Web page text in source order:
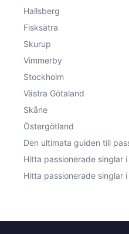
Hallsberg
Fisksätra
Skurup
Vimmerby
Stockholm
Västra Götaland
Skåne
Östergötland
Den ultimata guiden till
Hitta passionerade singlar
Hitta passionerade singlar